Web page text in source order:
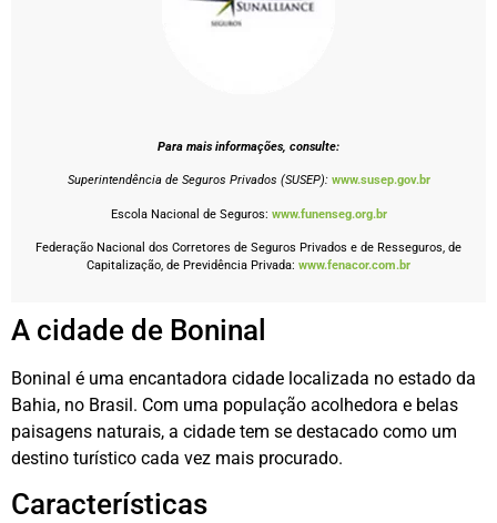
Para mais informações, consulte:
Superintendência de Seguros Privados (SUSEP): www.susep.gov.br
Escola Nacional de Seguros: www.funenseg.org.br
Federação Nacional dos Corretores de Seguros Privados e de Resseguros, de
Capitalização, de Previdência Privada: www.fenacor.com.br
A cidade de Boninal
Boninal é uma encantadora cidade localizada no estado da
Bahia, no Brasil. Com uma população acolhedora e belas
paisagens naturais, a cidade tem se destacado como um
destino turístico cada vez mais procurado.
Características